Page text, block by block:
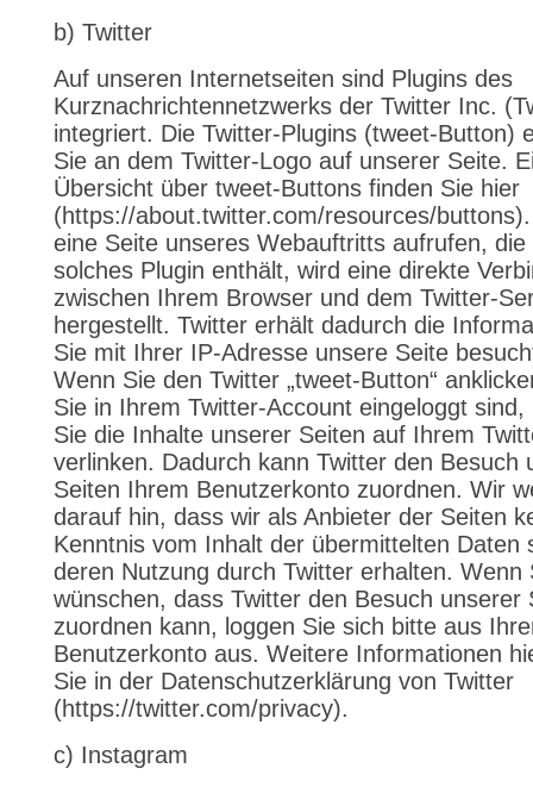
b) Twitter
Auf unseren Internetseiten sind Plugins des
Kurznachrichtennetzwerks der Twitter Inc.
integriert. Die Twitter-Plugins (tweet-Button)
Sie an dem Twitter-Logo auf unserer Seite.
Übersicht über tweet-Buttons finden Sie hier
(https://about.twitter.com/resources/
eine Seite unseres Webauftritts aufrufen, die
solches Plugin enthält, wird eine direkte
zwischen Ihrem Browser und dem Twitter-
hergestellt. Twitter erhält dadurch die
Sie mit Ihrer IP-Adresse unsere Seite
Wenn Sie den Twitter „tweet-Button“
Sie in Ihrem Twitter-Account eingeloggt sind,
Sie die Inhalte unserer Seiten auf Ihrem
verlinken. Dadurch kann Twitter den Besuch
Seiten Ihrem Benutzerkonto zuordnen. Wir
darauf hin, dass wir als Anbieter der Seiten
Kenntnis vom Inhalt der übermittelten Daten
deren Nutzung durch Twitter erhalten. Wenn
wünschen, dass Twitter den Besuch unserer
zuordnen kann, loggen Sie sich bitte aus
Benutzerkonto aus. Weitere Informationen
Sie in der Datenschutzerklärung von Twitter
(https://twitter.com/privacy).
c) Instagram